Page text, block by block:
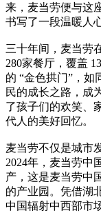
来，麦当劳便与这
书写了一段温暖人
三十年间，麦当劳
280家餐厅，覆盖
的 “金色拱门”，
民的成长之路，成
了孩子们的欢笑、
代人的美好回忆。
麦当劳不仅是城市
2024年，麦当劳中
产，这是麦当劳中
的产业园。凭借湖
中国辐射中西部市